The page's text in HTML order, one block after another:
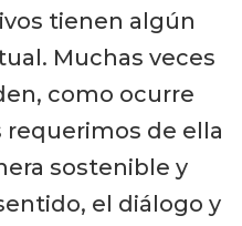
tienen algún
Muchas veces
como ocurre
de ella
sostenible y
el diálogo y